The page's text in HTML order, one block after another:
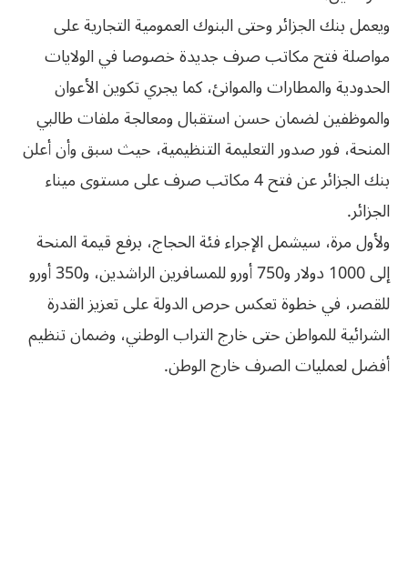
ويعمل بنك الجزائر وحتى البنوك العمومية التجارية على
مواصلة فتح مكاتب صرف جديدة خصوصا في الولايات
الحدودية والمطارات والموانئ، كما يجري تكوين الأعوان
والموظفين لضمان حسن استقبال ومعالجة ملفات طالبي
المنحة، فور صدور التعليمة التنظيمية، حيث سبق وأن أعلن
بنك الجزائر عن فتح 4 مكاتب صرف على مستوى ميناء
الجزائر.
ولأول مرة، سيشمل الإجراء فئة الحجاج، برفع قيمة المنحة
إلى 1000 دولار و750 أورو للمسافرين الراشدين، و350 أورو
للقصر، في خطوة تعكس حرص الدولة على تعزيز القدرة
الشرائية للمواطن حتى خارج التراب الوطني، وضمان تنظيم
أفضل لعمليات الصرف خارج الوطن.